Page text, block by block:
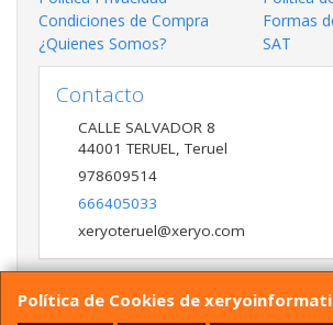
Política de Cookies de
Condiciones de Compra
Formas
¿Quienes Somos?
SAT
Contacto
CALLE SALVADOR 8
44001 TERUEL,Teruel
978609514
666405033
xeryoteruel@xeryo.com
Horario